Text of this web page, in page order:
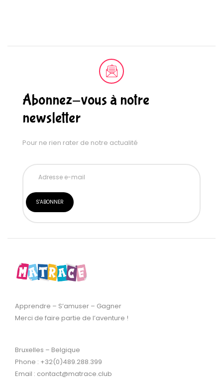
Abonnez-vous à notre
newsletter
Pour ne rien rater de notre actualité
Apprendre – S’amuser – Gagner
Merci de faire partie de l’aventure !
Bruxelles – Belgique
Phone : +32(0)489.288.399
Email : contact@matrace.club